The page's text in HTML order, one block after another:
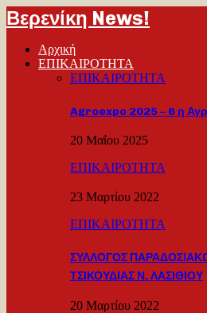
Βερενίκη News!
Αρχική
ΕΠΙΚΑΙΡΟΤΗΤΑ
ΕΠΙΚΑΙΡΟΤΗΤΑ
Agroexpo 2025 – 6 η
20 Μαΐου 2025
ΕΠΙΚΑΙΡΟΤΗΤΑ
23 Μαρτίου 2022
ΕΠΙΚΑΙΡΟΤΗΤΑ
ΣΥΛΛΟΓΟΣ
ΤΣΙΚΟΥΔΙΑΣ Ν. ΛΑΣΙΘΙΟΥ
20 Μαρτίου 2022